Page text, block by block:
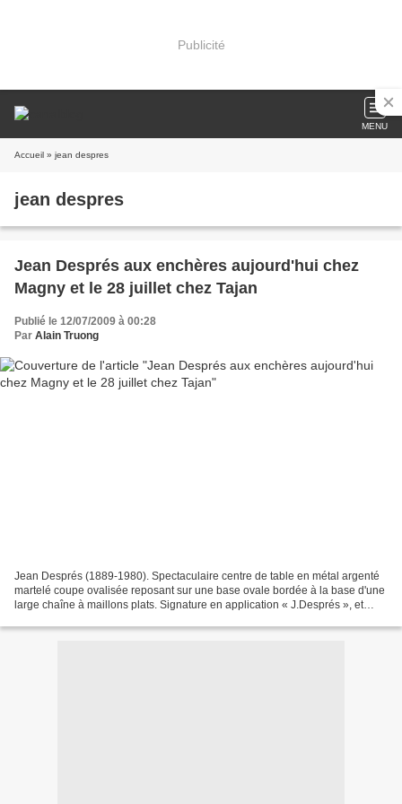
Publicité
MENU
Accueil » jean despres
jean despres
Jean Després aux enchères aujourd'hui chez
Magny et le 28 juillet chez Tajan
Publié le 12/07/2009 à 00:28
Par Alain Truong
Jean Després (1889-1980). Spectaculaire centre de table en métal argenté
martelé coupe ovalisée reposant sur une base ovale bordée à la base d'une
large chaîne à maillons plats. Signature en application « J.Després », et